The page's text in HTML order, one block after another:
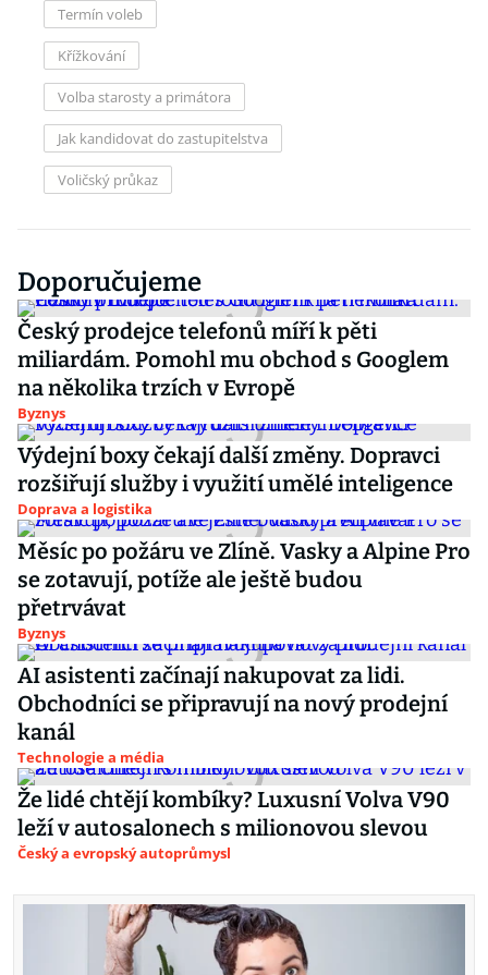
Termín voleb
Křížkování
Volba starosty a primátora
Jak kandidovat do zastupitelstva
Voličský průkaz
Doporučujeme
Český prodejce telefonů míří k pěti
miliardám. Pomohl mu obchod s Googlem
na několika trzích v Evropě
Byznys
Výdejní boxy čekají další změny. Dopravci
rozšiřují služby i využití umělé inteligence
Doprava a logistika
Měsíc po požáru ve Zlíně. Vasky a Alpine Pro
se zotavují, potíže ale ještě budou
přetrvávat
Byznys
AI asistenti začínají nakupovat za lidi.
Obchodníci se připravují na nový prodejní
kanál
Technologie a média
Že lidé chtějí kombíky? Luxusní Volva V90
leží v autosalonech s milionovou slevou
Český a evropský autoprůmysl